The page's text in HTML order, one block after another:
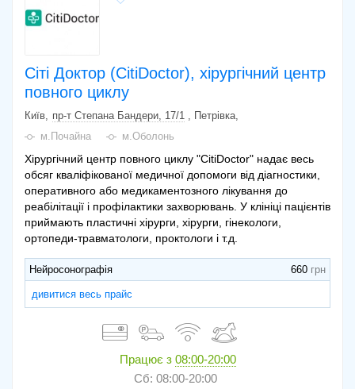
Сіті Доктор (CitiDoctor), хірургічний центр
повного циклу
Київ пр-т Степана Бандери, 17/1 , Петрівка
м.Почайна
м.Оболонь
Хірургічний центр повного циклу "CitiDoctor" надає весь
обсяг кваліфікованої медичної допомоги від діагностики,
оперативного або медикаментозного лікування до
реабілітації і профілактики захворювань. У клініці пацієнтів
приймають пластичні хірурги, хірурги, гінекологи,
ортопеди-травматологи, проктологи і т.д.
Нейросонографія 660
дивитися весь прайс
Працює з 08:00-20:00
Сб: 08:00-20:00